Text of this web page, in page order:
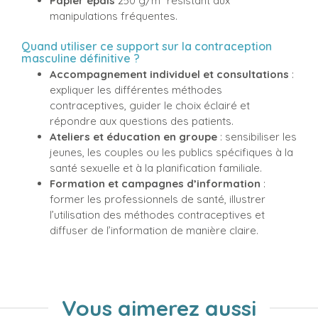
manipulations fréquentes.
Quand utiliser ce support sur la contraception
masculine définitive ?
Accompagnement individuel et consultations :
expliquer les différentes méthodes
contraceptives, guider le choix éclairé et
répondre aux questions des patients.
Ateliers et éducation en groupe : sensibiliser les
jeunes, les couples ou les publics spécifiques à la
santé sexuelle et à la planification familiale.
Formation et campagnes d’information :
former les professionnels de santé, illustrer
l’utilisation des méthodes contraceptives et
diffuser de l’information de manière claire.
Vous aimerez aussi